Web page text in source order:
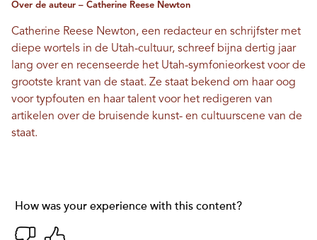
Over de auteur – Catherine Reese Newton
Catherine Reese Newton, een redacteur en schrijfster met
diepe wortels in de Utah-cultuur, schreef bijna dertig jaar
lang over en recenseerde het Utah-symfonieorkest voor de
grootste krant van de staat. Ze staat bekend om haar oog
voor typfouten en haar talent voor het redigeren van
artikelen over de bruisende kunst- en cultuurscene van de
staat.